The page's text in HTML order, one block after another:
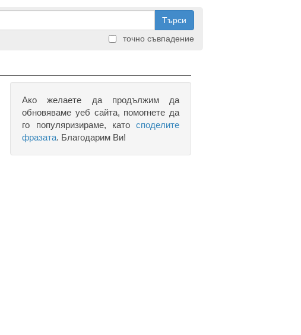
Търси
точно съвпадение
Ако желаете да продължим да
обновяваме уеб сайта, помогнете да
го популяризираме, като споделите
фразата. Благодарим Ви!